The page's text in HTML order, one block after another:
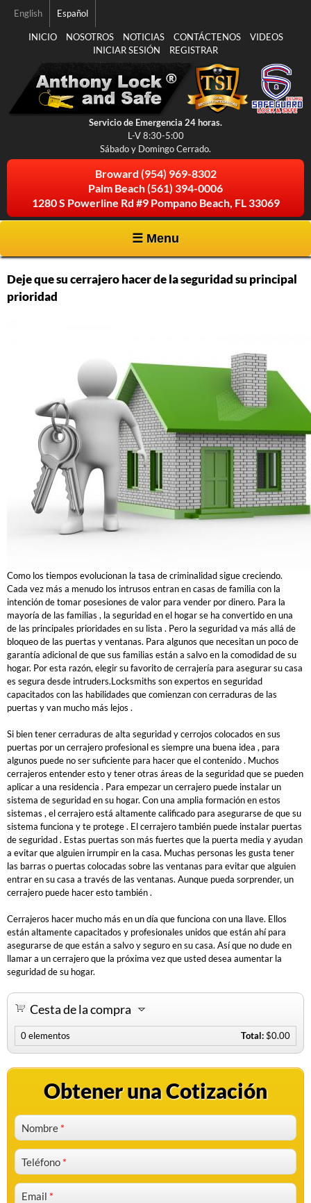
principal
English Español
INICIO NOSOTROS NOTICIAS CONTÁCTENOS
VIDEOS
INICIAR SESIÓN
REGISTRAR
Broward (954) 969-8302
Palm Beach(561) 394-0006
1280 S Powerline Rd #9 Pompano Beach, FL 33069
Servicio de Emergencia 24 horas.
L-V 8:30-5:00
Sábado y Domingo Cerrado.
☰ Menu
Deje que su cerrajero hacer de la seguridad su principal
prioridad
Como los tiempos evolucionan la tasa de criminalidad sigue creciendo.
Cada vez más a menudo los intrusos entran en casas de familia con la
intención de tomar posesiones de valor para vender por dinero. Para la
mayoría de las familias , la seguridad en el hogar se ha convertido en una
de las principales prioridades en su lista . Pero la seguridad va más allá de
bloqueo de las puertas y ventanas. Para algunos que necesitan un poco de
garantía adicional de que sus familias están a salvo en la comodidad de su
hogar. Por esta razón, elegir su favorito de cerrajería para asegurar su casa
es segura desde intruders.Locksmiths son expertos en seguridad
capacitados con las habilidades que comienzan con cerraduras de las
puertas y van mucho más lejos .
Si bien tener cerraduras de alta seguridad y cerrojos colocados en sus
puertas por un cerrajero profesional es siempre una buena idea , para
algunos puede no ser suficiente para hacer que el contenido . Muchos
cerrajeros entender esto y tener otras áreas de la seguridad que se pueden
aplicar a una residencia . Para empezar un cerrajero puede instalar un
sistema de seguridad en su hogar. Con una amplia formación en estos
sistemas , el cerrajero está altamente calificado para asegurarse de que su
sistema funciona y te protege . El cerrajero también puede instalar puertas
de seguridad . Estas puertas son más fuertes que la puerta media y ayudan
a evitar que alguien irrumpir en la casa. Muchas personas les gusta tener
las barras o puertas colocadas sobre las ventanas para evitar que alguien
entrar en su casa a través de las ventanas. Aunque pueda sorprender, un
cerrajero puede hacer esto también .
Cerrajeros hacer mucho más en un día que funciona con una llave. Ellos
están altamente capacitados y profesionales unidos que están ahí para
asegurarse de que están a salvo y seguro en su casa. Así que no dude en
llamar a un cerrajero que la próxima vez que usted desea aumentar la
seguridad de su hogar.
Cesta de la compra
0elementos Total:$0.00
Obtener una Cotización
Nombre*
Teléfono*
Email *